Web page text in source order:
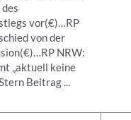
vor(€)…RP
von der
NRW:
„aktuell keine
Beitrag ...